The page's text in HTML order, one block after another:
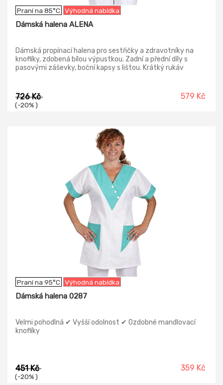
Praní na 85°C Výhodná nabídka
Dámská halena ALENA
Dámská propínací halena pro sestřičky a zdravotníky na
knoflíky, zdobená bílou výpustkou. Zadní a přední díly s
pasovými záševky, boční kapsy s lištou. Krátký rukáv
726 Kč
(-20% )
579 Kč
Praní na 95°C Výhodná nabídka
Dámská halena 0287
Velmi pohodlná ✔ Vyšší odolnost ✔ Ozdobné mandlovací
knoflíky
451 Kč
(-20% )
359 Kč